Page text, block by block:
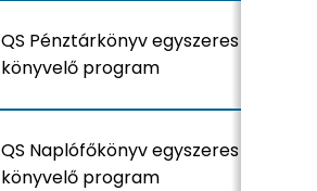
QS Pénztárkönyv egyszeres
könyvelő program
QS Naplófőkönyv egyszeres
könyvelő program